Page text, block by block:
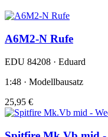
A6M2-N Rufe
EDU 84208 · Eduard
1:48 · Modellbausatz
25,95 €